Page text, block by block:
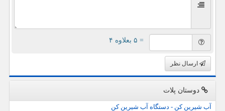
= ۵ بعلاوه ۴
ارسال نظر
دوستان پلات
آب شیرین کن - دستگاه آب شیرین کن